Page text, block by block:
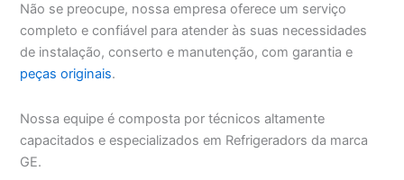
Não se preocupe, nossa empresa oferece um serviço
completo e confiável para atender às suas necessidades
de instalação, conserto e manutenção, com garantia e
peças originais.
Nossa equipe é composta por técnicos altamente
capacitados e especializados em Refrigeradors da marca
GE.